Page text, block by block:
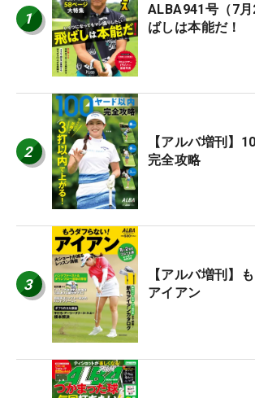
1
ALBA941号（7
ばしは本能だ！
2
【アルバ増刊】
完全攻略
3
【アルバ増刊】
アイアン